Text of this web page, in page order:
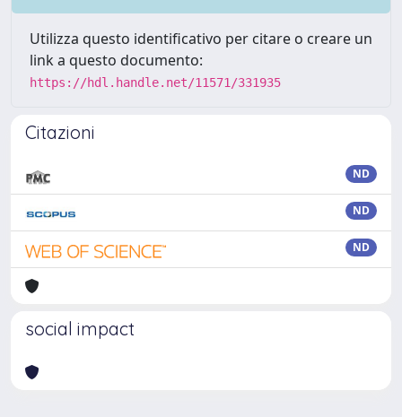
Utilizza questo identificativo per citare o creare un
link a questo documento:
https://hdl.handle.net/11571/331935
Citazioni
ND
ND
ND
social impact